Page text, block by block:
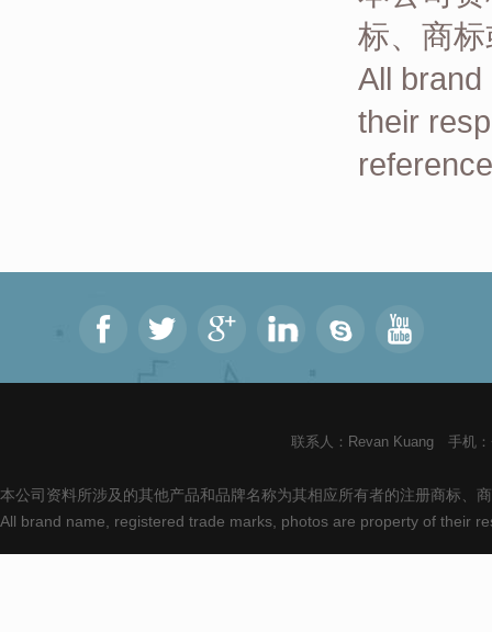
标、商
All
their
联系人：Revan Kuang 手机
本公司资料所涉及的其他产品和品牌名称为其相应所有者的注册商标、
All brand name, registered trade marks, photos are property of their